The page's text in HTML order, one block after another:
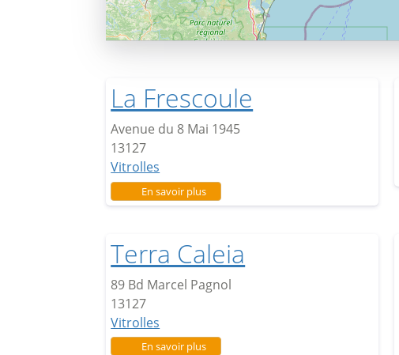
La Frescoule
Avenue du 8 Mai 1945
13127
Vitrolles
En savoir plussur La Frescoule
Terra Caleia
89 Bd Marcel Pagnol
13127
Vitrolles
En savoir plussur Terra Caleia